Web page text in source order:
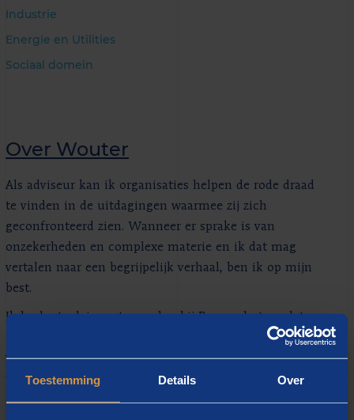
Toestemming Details Over
Over Wouter
Als adviseur kan ik organisaties helpen de rode draad
te vinden in de uitdagingen waarmee zij zich
geconfronteerd zien. Wanneer er sprake is van
onzekerheden en complexe materie en ik dat mag
vertalen naar een begrijpelijk verhaal, ben ik op mijn
best.
Ik besloot adviseur te worden bij Berenschot omdat
ik hier drie passies kan combineren: het benutten
van mijn kwantitatieve en financiële kennis, het
werken met mensen en het behouden van mijn
affiniteit met de techniek.
Industrie
Energie en Utilities
Sociaal domein